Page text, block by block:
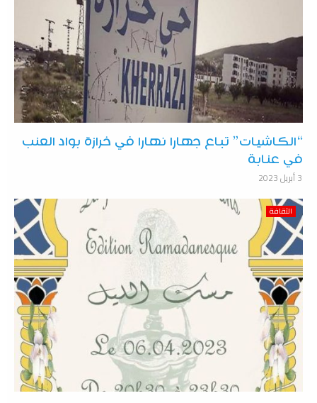
“الكاشيات” تباع جهارا نهارا في خرازة بواد العنب
في عنابة
3 أبريل 2023
الثقافة